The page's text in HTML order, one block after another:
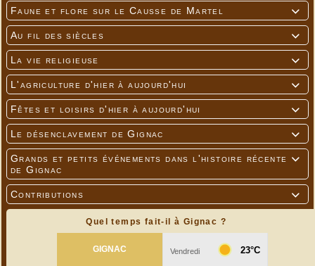

Faune et flore sur le Causse de Martel

Au fil des siècles

La vie religieuse

L'agriculture d'hier à aujourd'hui

Fêtes et loisirs d'hier à aujourd'hui

Le désenclavement de Gignac

Grands et petits événements dans l'histoire récente
de Gignac

Contributions
Quel temps fait-il à Gignac ?